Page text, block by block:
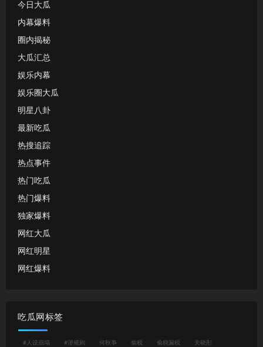
今日大瓜
内幕爆料
圈内揭秘
大瓜汇总
娱乐内幕
娱乐圈大瓜
明星八卦
最新吃瓜
热搜追踪
热点事件
热门吃瓜
热门爆料
独家爆料
网红大瓜
网红明星
网红爆料
吃瓜网标签
#人设崩塌 #潜规则 何秋亊 偷税 偷税漏税 关晓彤